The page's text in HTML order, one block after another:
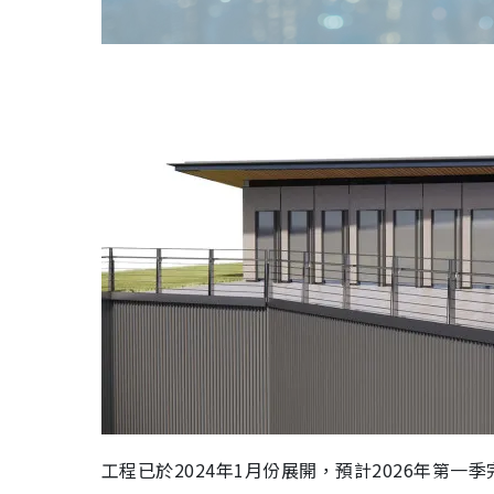
工程已於2024年1月份展開，預計2026年第一季